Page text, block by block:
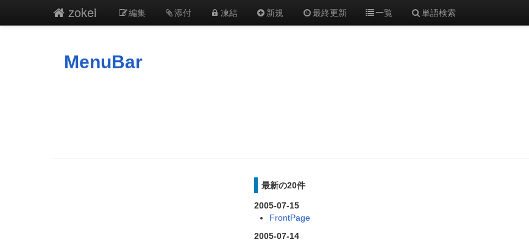
zokei 編集 添付 凍結 新規 最終更新 一覧 単語検索
MenuBar
最新の20件
2005-07-15
FrontPage
2005-07-14